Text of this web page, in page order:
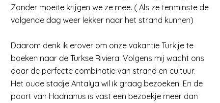
Zonder moeite krijgen we ze mee. ( Als ze tenminste de
volgende dag weer lekker naar het strand kunnen)
Daarom denk ik erover om onze vakantie Turkije te
boeken naar de Turkse Riviera. Volgens mij wacht ons
daar de perfecte combinatie van strand en cultuur.
Het oude stadje Antalya wil ik graag bezoeken. En de
poort van Hadrianus is vast een bezoekje meer dan